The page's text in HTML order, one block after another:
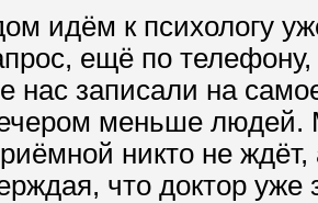
идём к психологу
ещё по
нас записали на
меньше людей.
никто не
что доктор уже